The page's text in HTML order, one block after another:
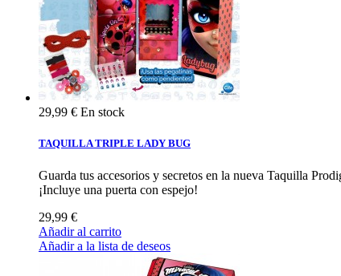
29,99 € En stock
TAQUILLA TRIPLE LADY BUG
Guarda tus accesorios y secretos en la nueva Taquilla
¡Incluye una puerta con espejo!
29,99 €
Añadir al carrito
Añadir a la lista de deseos